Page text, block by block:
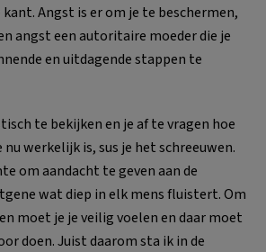
Angst is er om je te beschermen,
angst een autoritaire moeder die je
en uitdagende stappen te
te bekijken en je af te vragen hoe
werkelijk is, sus je het schreeuwen.
om aandacht te geven aan de
wat diep in elk mens fluistert. Om
moet je je veilig voelen en daar moet
doen. Juist daarom sta ik in de